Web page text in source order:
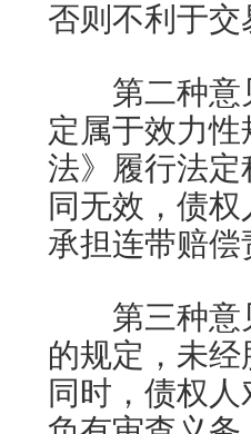
否则不利于交
第二种意见
定属于效力
法》履行法
同无效，债
承担连带赔偿
第三种意见
的规定，未
同时，债权